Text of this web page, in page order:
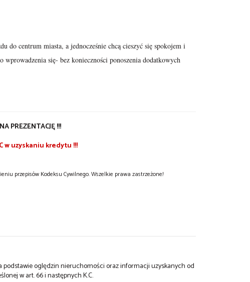
do centrum miasta, a jednocześnie chcą cieszyć się spokojem i
się- bez konieczności ponoszenia dodatkowych
PREZENTACJĘ !!!
w uzyskaniu kredytu !!!
przepisów Kodeksu Cywilnego. Wszelkie prawa zastrzeżone!
oględzin nieruchomości oraz informacji uzyskanych od
w art. 66 i następnych K.C.